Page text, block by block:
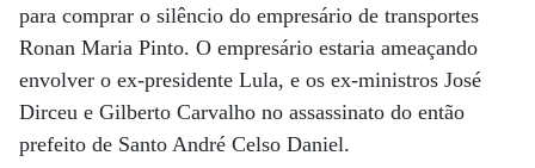
para comprar o silêncio do empresário de transportes
Ronan Maria Pinto. O empresário estaria ameaçando
envolver o ex-presidente Lula, e os ex-ministros José
Dirceu e Gilberto Carvalho no assassinato do então
prefeito de Santo André Celso Daniel.